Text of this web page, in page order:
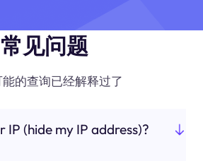
常见问题
的查询已经解释过了
IP (hide my IP address)?